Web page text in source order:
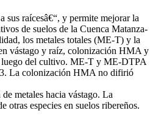
sus raícesâ€“, y permite mejorar la
de suelos de la Cuenca Matanza-
los metales totales (ME-T) y la
vástago y raíz, colonización HMA y
luego del cultivo. ME-T y ME-DTPA
La colonización HMA no difirió
metales hacia vástago. La
especies en suelos ribereños.